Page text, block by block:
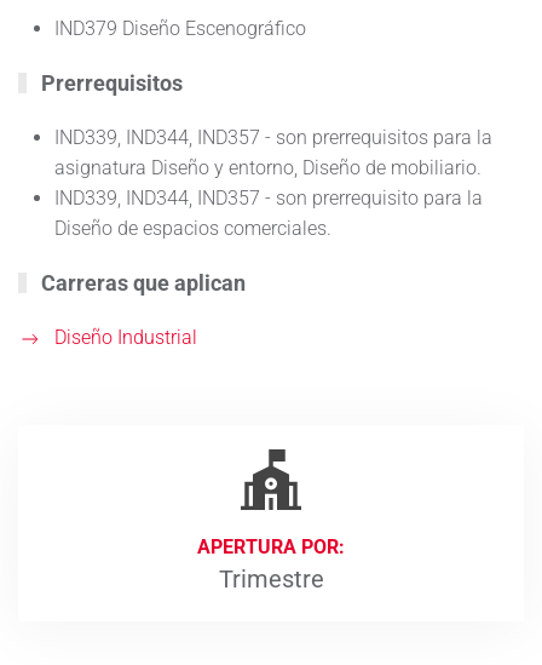
IND379 Diseño Escenográfico
Prerrequisitos
IND339, IND344, IND357 - son prerrequisitos para la
asignatura Diseño y entorno, Diseño de mobiliario.
IND339, IND344, IND357 - son prerrequisito para la
Diseño de espacios comerciales.
Carreras que aplican
Diseño Industrial
APERTURA POR:
Trimestre